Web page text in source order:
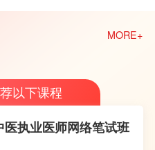
MORE+
以下课程
医执业医师网络笔试班